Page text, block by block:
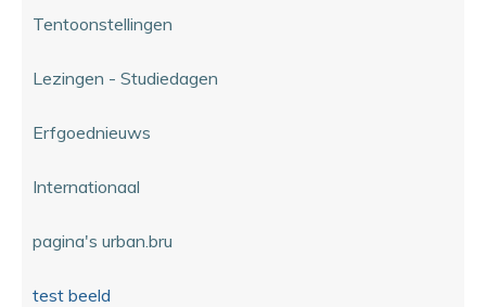
Tentoonstellingen
Lezingen - Studiedagen
Erfgoednieuws
Internationaal
pagina's urban.bru
test beeld